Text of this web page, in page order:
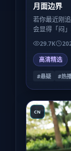
月面边界
若你最近刚
会显得「闷
起沉默、一
29.7K
高清精选
#悬疑 #热
CN